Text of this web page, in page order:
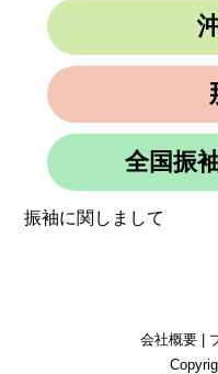
不定休
048-
午前10
住所
〒450-
愛知県
名古屋
電話番号 052-
不定休
〒904-
電話番号 080-
定休日 不定休
〒902-
電話番号 098-884-
全国振
営業時間 24時間
振袖に関しまして
会社概要|